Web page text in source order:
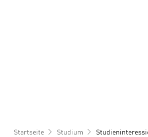
Pfadnavigation
Startseite Studium